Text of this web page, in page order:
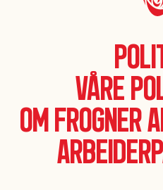
Våre
Om Frogner